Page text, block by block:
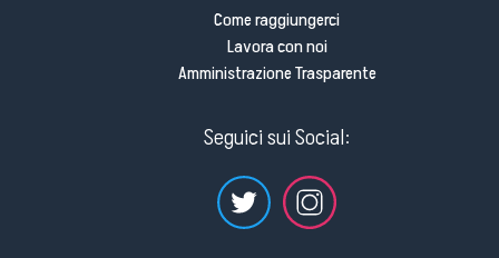
Come raggiungerci
Lavora con noi
Amministrazione Trasparente
Seguici sui Social: